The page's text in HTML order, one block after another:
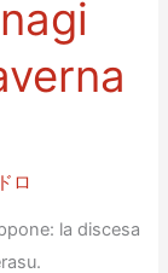
ロ
la discesa